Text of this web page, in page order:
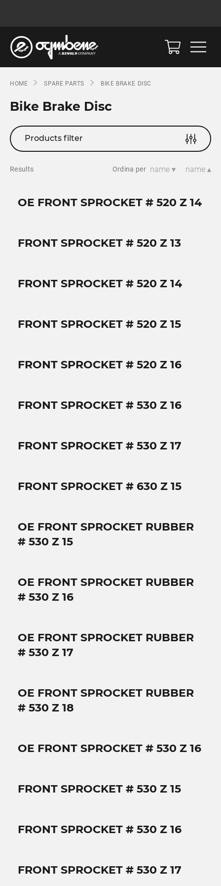
HOME SPARE PARTS BIKE BRAKE DISC
Bike Brake Disc
Products filter
Results Ordina per name ▾ name ▴
OE FRONT SPROCKET # 520 Z 14
FRONT SPROCKET # 520 Z 13
FRONT SPROCKET # 520 Z 14
FRONT SPROCKET # 520 Z 15
FRONT SPROCKET # 520 Z 16
FRONT SPROCKET # 530 Z 16
FRONT SPROCKET # 530 Z 17
FRONT SPROCKET # 630 Z 15
OE FRONT SPROCKET RUBBER
# 530 Z 15
OE FRONT SPROCKET RUBBER
# 530 Z 16
OE FRONT SPROCKET RUBBER
# 530 Z 17
OE FRONT SPROCKET RUBBER
# 530 Z 18
OE FRONT SPROCKET # 530 Z 16
FRONT SPROCKET # 530 Z 15
FRONT SPROCKET # 530 Z 16
FRONT SPROCKET # 530 Z 17